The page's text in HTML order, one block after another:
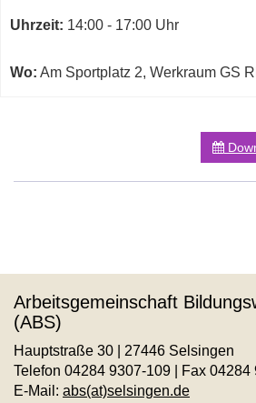
Rhade
neuem
Kurs
Uhrzeit: 14:00 - 17:00 Uhr
Wo: Am Sportplatz 2, Werkraum GS
Arbeitsgemeinschaft
(ABS)
Hauptstraße 30 | 27446 Selsingen
Telefon 04284 9307-109 | Fax 04284
E-Mail: abs(at)selsingen.de